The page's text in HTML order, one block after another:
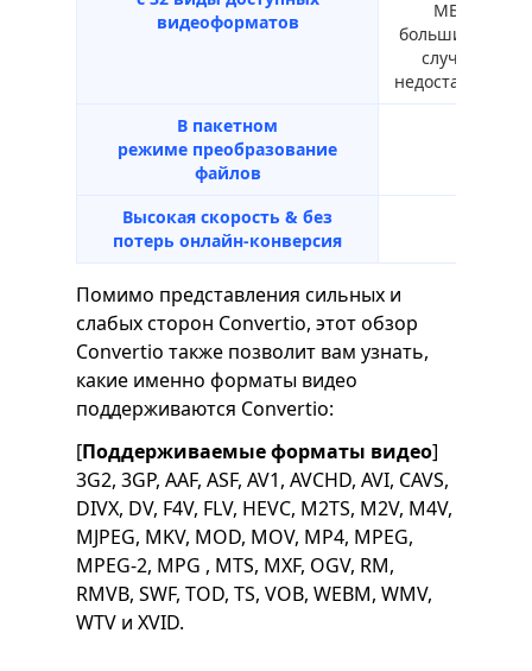
видеоформатов
МБ в
большинстве
случаев
недостаточно.
В пакетном
режиме преобразование
файлов
Высокая скорость & без
потерь онлайн-конверсия
Помимо представления сильных и
слабых сторон Convertio, этот обзор
Convertio также позволит вам узнать,
какие именно форматы видео
поддерживаются Convertio:
[Поддерживаемые форматы видео]
3G2, 3GP, AAF, ASF, AV1, AVCHD, AVI, CAVS,
DIVX, DV, F4V, FLV, HEVC, M2TS, M2V, M4V,
MJPEG, MKV, MOD, MOV, MP4, MPEG,
MPEG-2, MPG , MTS, MXF, OGV, RM,
RMVB, SWF, TOD, TS, VOB, WEBM, WMV,
WTV и XVID.